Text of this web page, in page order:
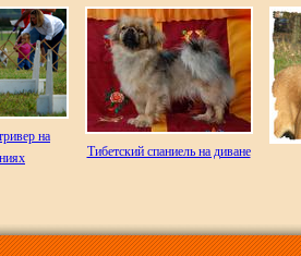
на
Тибетский спаниель на диване